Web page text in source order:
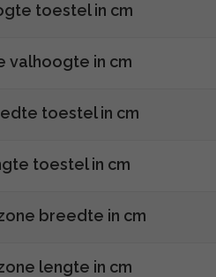
toestel in cm
valhoogte in cm
toestel in cm
toestel in cm
breedte in cm
lengte in cm